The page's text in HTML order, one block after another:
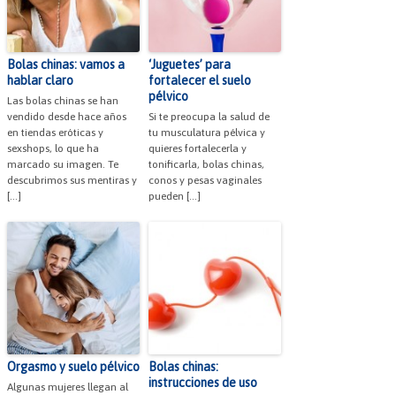
Bolas chinas: vamos a
hablar claro
Las bolas chinas se han
vendido desde hace años
en tiendas eróticas y
sexshops, lo que ha
marcado su imagen. Te
descubrimos sus mentiras y
[…]
‘Juguetes’ para
fortalecer el suelo
pélvico
Si te preocupa la salud de
tu musculatura pélvica y
quieres fortalecerla y
tonificarla, bolas chinas,
conos y pesas vaginales
pueden […]
Orgasmo y suelo pélvico
Algunas mujeres llegan al
Bolas chinas:
instrucciones de uso